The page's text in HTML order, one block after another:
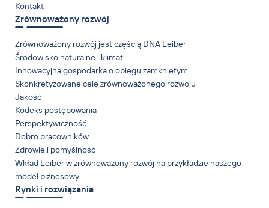
Kontakt
Zrównoważony rozwój
Zrównoważony rozwój jest częścią DNA Leiber
Środowisko naturalne i klimat
Innowacyjna gospodarka o obiegu zamkniętym
Skonkretyzowane cele zrównoważonego rozwoju
Jakość
Kodeks postępowania
Perspektywiczność
Dobro pracowników
Zdrowie i pomyślność
Wkład Leiber w zrównoważony rozwój na przykładzie naszego
model biznesowy
Rynki i rozwiązania